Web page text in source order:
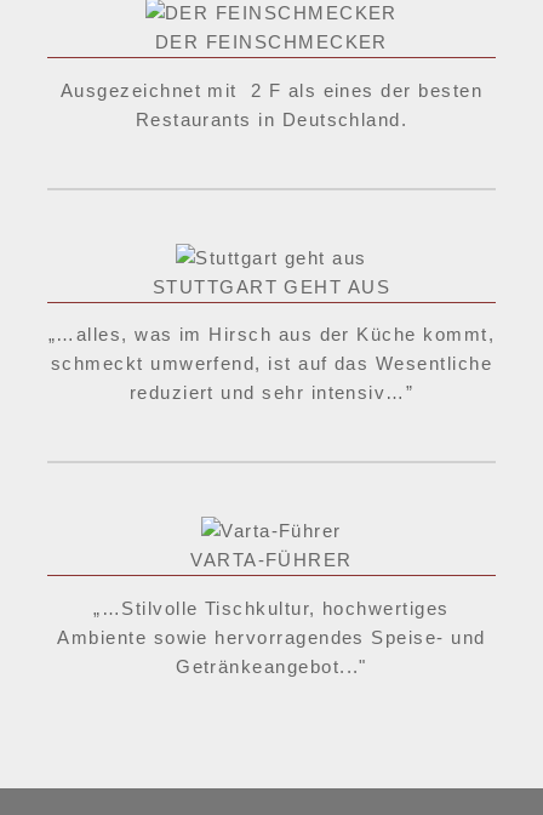
DER FEINSCHMECKER
Ausgezeichnet mit 2 F als eines der besten
Restaurants in Deutschland.
STUTTGART GEHT AUS
„…alles, was im Hirsch aus der Küche kommt,
schmeckt umwerfend, ist auf das Wesentliche
reduziert und sehr intensiv…”
VARTA-FÜHRER
„…Stilvolle Tischkultur, hochwertiges
Ambiente sowie hervorragendes Speise- und
Getränkeangebot..."